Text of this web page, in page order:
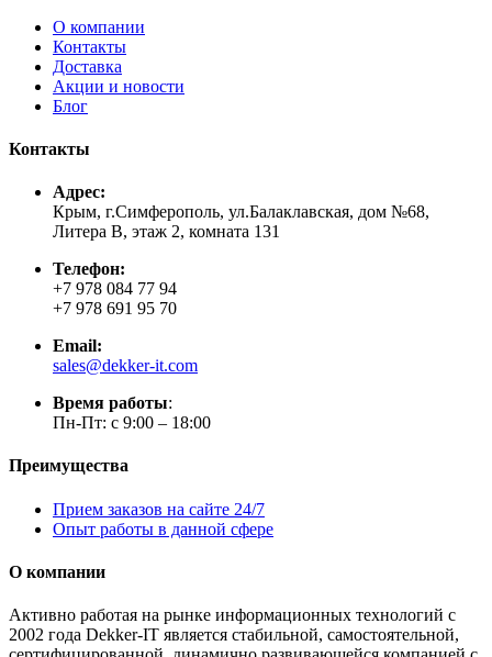
О компании
Контакты
Доставка
Акции и новости
Блог
Контакты
Адрес:
Крым, г.Симферополь, ул.Балаклавская, дом №68,
Литера В, этаж 2, комната 131
Телефон:
+7 978 084 77 94
+7 978 691 95 70
Email:
sales@dekker-it.com
Время работы:
Пн-Пт: с 9:00 – 18:00
Преимущества
Прием заказов на сайте 24/7
Опыт работы в данной сфере
О компании
Активно работая на рынке информационных технологий с
2002 года Dekker-IT является стабильной, самостоятельной,